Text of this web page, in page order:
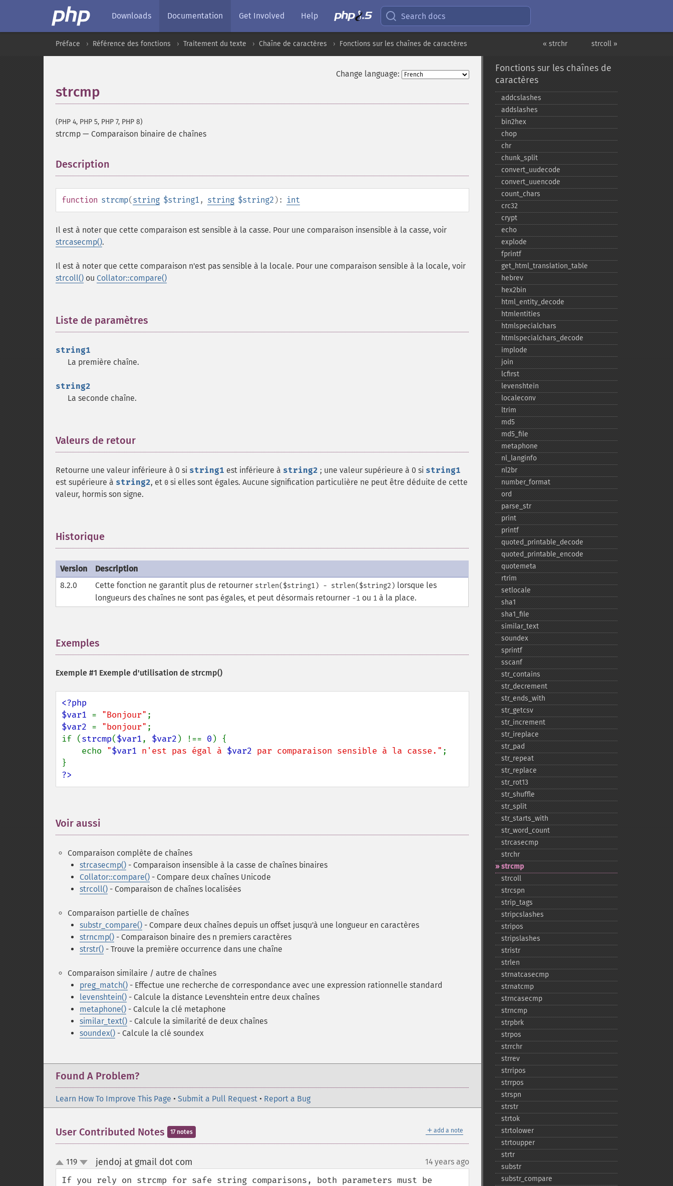
Downloads Documentation Get Involved Help Search docs
strcoll »
« strchr
Préface Référence des fonctions Traitement du texte Chaîne de caractères Fonctions sur les chaînes de caractères
Change language:
strcmp
(PHP 4, PHP 5, PHP 7, PHP 8)
strcmp — Comparaison binaire de chaînes
Description
function strcmp(string $string1, string $string2 ): int
Il est à noter que cette comparaison est sensible à la casse. Pour une comparaison insensible à la casse, voir
strcasecmp().
Il est à noter que cette comparaison n'est pas sensible à la locale. Pour une comparaison sensible à la locale, voir
strcoll() ou Collator::compare()
Liste de paramètres
string1
La première chaîne.
string2
La seconde chaîne.
Valeurs de retour
Retourne une valeur inférieure à 0 si string1 est inférieure à string2 ; une valeur supérieure à 0 si string1
est supérieure à string2, et 0 si elles sont égales. Aucune signification particulière ne peut être déduite de cette
valeur, hormis son signe.
Historique
Version
Description
8.2.0
Cette fonction ne garantit plus de retourner strlen($string1) - strlen($string2) lorsque les
longueurs des chaînes ne sont pas égales, et peut désormais retourner -1 ou 1 à la place.
Exemples
Exemple #1 Exemple d'utilisation de strcmp()
<?php
$var1 = "Bonjour"
$var2 = "bonjour" ;
if (strcmp($var1, $var2 ) !== 0 ) {
    echo
"$var1 n'est pas égal à $var2 par comparaison sensible à la casse." ;
?>
Voir aussi
Comparaison complète de chaînes
strcasecmp() - Comparaison insensible à la casse de chaînes binaires
Collator::compare() - Compare deux chaînes Unicode
strcoll() - Comparaison de chaînes localisées
Comparaison partielle de chaînes
substr_compare() - Compare deux chaînes depuis un offset jusqu'à une longueur en caractères
strncmp() - Comparaison binaire des n premiers caractères
strstr() - Trouve la première occurrence dans une chaîne
Comparaison similaire / autre de chaînes
preg_match() - Effectue une recherche de correspondance avec une expression rationnelle standard
levenshtein() - Calcule la distance Levenshtein entre deux chaînes
metaphone() - Calcule la clé metaphone
similar_text() - Calcule la similarité de deux chaînes
soundex() - Calcule la clé soundex
Found A Problem?
Learn How To Improve This Page • Submit a Pull Request • Report a Bug
＋ add a note
User Contributed Notes 17 notes
up
down
119 jendoj at gmail dot com 14 years ago
If you rely on strcmp for safe string comparisons, both parameters must be
Fonctions sur les chaînes de
caractères
addcslashes
addslashes
bin2hex
chop
chr
chunk_​split
convert_​uudecode
convert_​uuencode
count_​chars
crc32
crypt
echo
explode
fprintf
get_​html_​translation_​table
hebrev
hex2bin
html_​entity_​decode
htmlentities
htmlspecialchars
htmlspecialchars_​decode
implode
join
lcfirst
levenshtein
localeconv
ltrim
md5
md5_​file
metaphone
nl_​langinfo
nl2br
number_​format
ord
parse_​str
print
printf
quoted_​printable_​decode
quoted_​printable_​encode
quotemeta
rtrim
setlocale
sha1
sha1_​file
similar_​text
soundex
sprintf
sscanf
str_​contains
str_​decrement
str_​ends_​with
str_​getcsv
str_​increment
str_​ireplace
str_​pad
str_​repeat
str_​replace
str_​rot13
str_​shuffle
str_​split
str_​starts_​with
str_​word_​count
strcasecmp
strchr
strcmp
strcoll
strcspn
strip_​tags
stripcslashes
stripos
stripslashes
stristr
strlen
strnatcasecmp
strnatcmp
strncasecmp
strncmp
strpbrk
strpos
strrchr
strrev
strripos
strrpos
strspn
strstr
strtok
strtolower
strtoupper
strtr
substr
substr_​compare